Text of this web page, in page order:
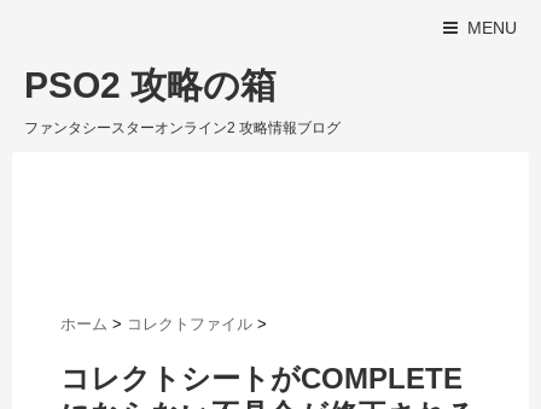
MENU
PSO2 攻略の箱
ファンタシースターオンライン2 攻略情報ブログ
ホーム > コレクトファイル >
コレクトシートがCOMPLETE